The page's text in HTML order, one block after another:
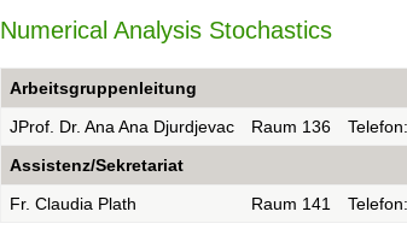
Numerical Analysis Stochastics
Arbeitsgruppenleitung
JProf. Dr. Ana Ana Djurdjevac
Raum 136
Assistenz/Sekretariat
Fr. Claudia Plath
Raum 141